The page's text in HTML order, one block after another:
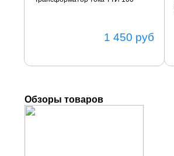
1 450 руб
Обзоры товаров